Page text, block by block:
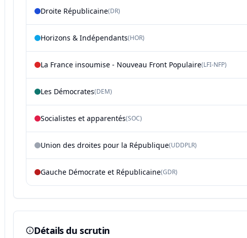
Droite Républicaine(DR)
Horizons & Indépendants(HOR)
La France insoumise - Nouveau Front Populaire(LFI-NFP)
Les Démocrates(DEM)
Socialistes et apparentés(SOC)
Union des droites pour la République(UDDPLR)
Gauche Démocrate et Républicaine(GDR)
Détails du scrutin